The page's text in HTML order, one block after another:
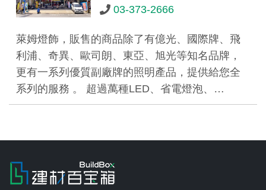
03-373-2666
萊姆燈飾，販售的商品除了有億光、國際牌、飛
利浦、奇異、歐司朗、東亞、旭光等知名品牌，
更有一系列優質副廠牌的照明產品，提供給您全
系列的服務 。 超過萬種LED、省電燈泡、…